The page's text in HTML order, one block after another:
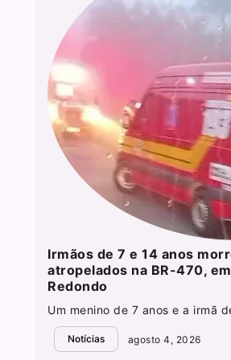
Irmãos de 7 e 14 anos
atropelados na BR-470,
Redondo
Um menino de 7 anos e a irmã
Notícias agosto 4, 2026